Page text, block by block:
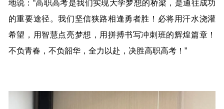
地说：“高职高考是我们实现大学梦想的桥梁，是通往成功
的重要途径。我们坚信狭路相逢勇者胜！必将用汗水浇灌
希望，用智慧点亮梦想，用拼搏书写冲刺班的辉煌篇章！
不负青春，不负韶华，全力以赴，决胜高职高考！”